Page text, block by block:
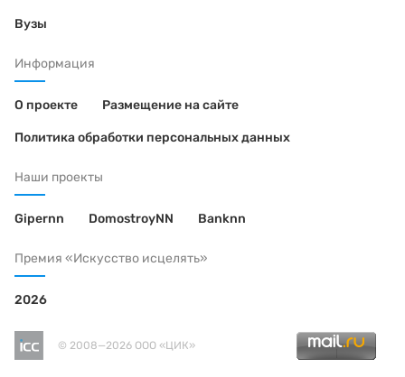
Вузы
Информация
О проекте Размещение на сайте
Политика обработки персональных данных
Наши проекты
Gipernn DomostroyNN Banknn
Премия «Искусство исцелять»
2026
© 2008—2026 ООО «ЦИК»